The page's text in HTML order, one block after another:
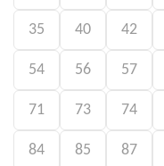
35 40 42
54 56 57
71 73 74
84 85 87